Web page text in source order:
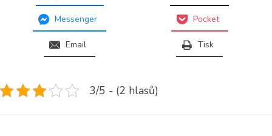
Messenger Pocket
Email Tisk
3/5 - (2 hlasů)